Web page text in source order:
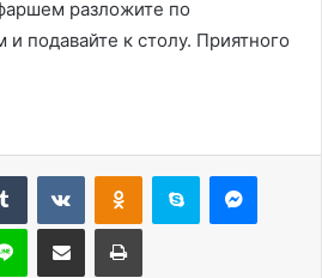
разложите по
подавайте к столу. Приятного
Tumblr ВконтактеОдноклассники
Skype
Line Поделиться через электронную почту Печатать